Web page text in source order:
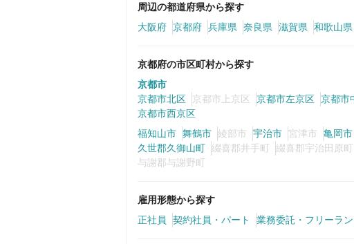
周辺の都道府県から探す
大阪府 京都府 兵庫県 奈良県 滋賀県 和歌山県
京都府の市区町村から探す
京都市
京都市北区
京都市上京区 京都市左京区 京都市
京都市西京区
福知山市 舞鶴市 綾部市 宇治市 宮津市 亀岡市
久世郡久御山町 綴喜郡井手町 綴喜郡宇治田原町
与謝郡与謝野町
雇用形態から探す
正社員
契約社員・パート 業務委託・フリーラン